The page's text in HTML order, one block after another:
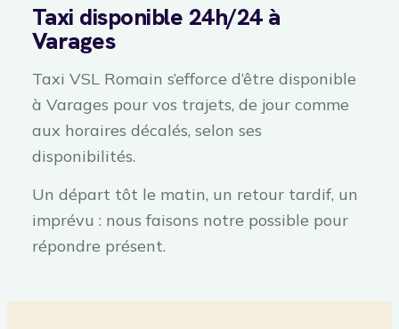
Taxi disponible 24h/24 à
Varages
Taxi VSL Romain s’efforce d’être disponible
à Varages pour vos trajets, de jour comme
aux horaires décalés, selon ses
disponibilités.
Un départ tôt le matin, un retour tardif, un
imprévu : nous faisons notre possible pour
répondre présent.